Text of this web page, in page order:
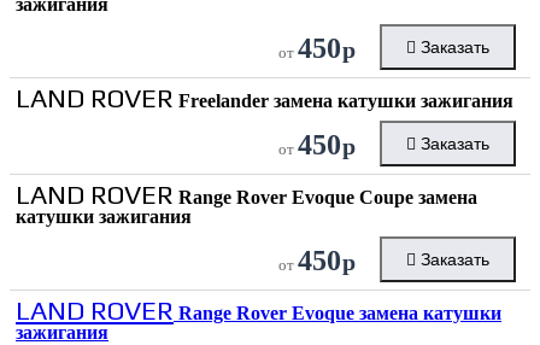
зажигания
от 450р Заказать
LAND ROVER Freelander замена катушки зажигания
от 450р Заказать
LAND ROVER Range Rover Evoque Coupe замена
катушки зажигания
от 450р Заказать
LAND ROVER Range Rover Evoque замена катушки
зажигания